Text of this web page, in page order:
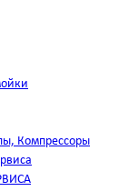
Компрессоры